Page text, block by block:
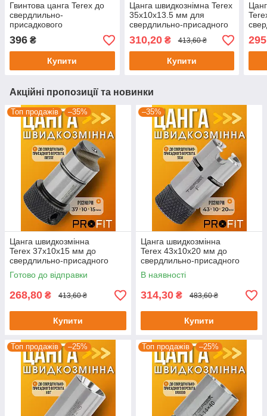
Гвинтова цанга Terex до
свердлильно-
присадкового
верстата MORBIDELLI,
BIESSE, WEEKE 45х10 мм
М8L
396 ₴
Купити
Цанга швидкознімна Terex
35х10х13.5 мм для
свердлильно-присадного
верстата
310,20₴ 413,60 ₴
Купити
Акційні пропозиції та новинки
Топ продажів –35%
Цанга швидкозмінна
Terex 37x10x15 мм до
свердлильно-присадного
верстата Biesse
Готово до відправки
268,80 ₴ 413,60 ₴
Купити
–35%
Цанга швидкозмінна
Terex 43x10x20 мм до
свердлильно-присадного
верстата SCM
В наявності
314,30 ₴ 483,60 ₴
Купити
Топ продажів –25% Топ продажів –25%